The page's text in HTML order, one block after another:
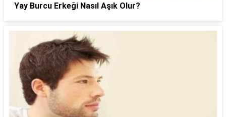
Yay Burcu Erkeği Nasıl Aşık Olur?